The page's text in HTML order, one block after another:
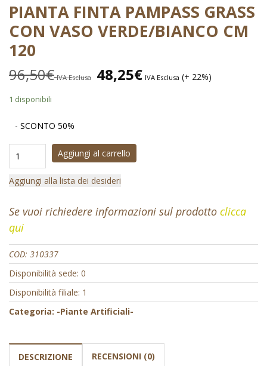
PIANTA FINTA PAMPASS GRASS
CON VASO VERDE/BIANCO CM
120
96,50€ IVA Esclusa 48,25€ IVA Esclusa (+ 22%)
1 disponibili
- SCONTO 50%
Aggiungi al carrello
Aggiungi alla lista dei desideri
Se vuoi richiedere informazioni sul prodotto clicca
qui
COD: 310337
Disponibilità sede: 0
Disponibilità filiale: 1
Categoria: -Piante Artificiali-
DESCRIZIONE RECENSIONI (0)